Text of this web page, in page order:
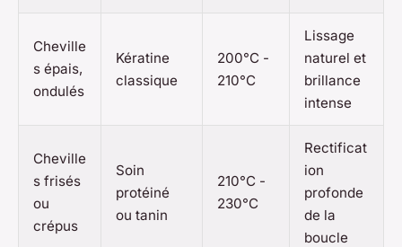
Cheville
s épais,
ondulés
Kératine
classique
200°C -
210°C
Lissage
naturel et
brillance
intense
Cheville
s frisés
ou
crépus
Soin
protéiné
ou tanin
210°C -
230°C
Rectificat
ion
profonde
de la
boucle